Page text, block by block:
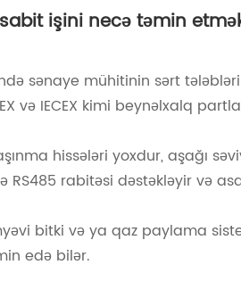
işini necə təmin
sənaye mühitinin sərt
və IECEX kimi beynəlxalq
hissələri yoxdur, aşağı
RS485 rabitəsi dəstəkləyir və
bitki və ya qaz paylama
edə bilər.